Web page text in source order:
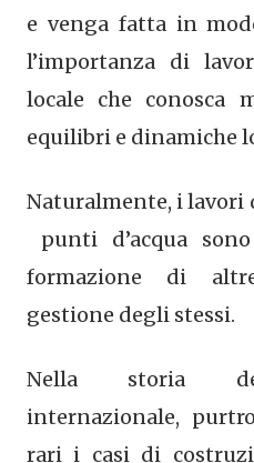
e venga fatta in
l’importanza di
locale che conosca
equilibri e dinamiche
Naturalmente, i lavori
punti d’acqua
formazione di
gestione degli stessi.
Nella storia
internazionale,
rari i casi di